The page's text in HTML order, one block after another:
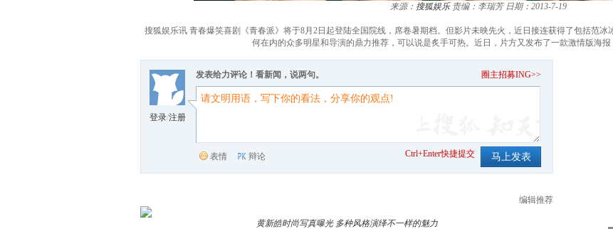
来源： 搜狐娱乐 责编：李瑞芳 日期：2013-7-19
搜狐娱乐讯 青春爆笑喜剧《青春派》将于8月2日起登陆全国院线，席卷暑期档。但影片未映先火，近日接连获得了包括范
何在内的众多明星和导演的鼎力推荐，可以说是炙手可热。近日，片方又发布了一款激情版海报
登录/注册
发表给力评论！看新闻，说两句。 圈主招募ING>>
表情 辩论 Ctrl+Enter快捷提交
编辑推荐
黄新皓时尚写真曝光 多种风格演绎不一样的魅力